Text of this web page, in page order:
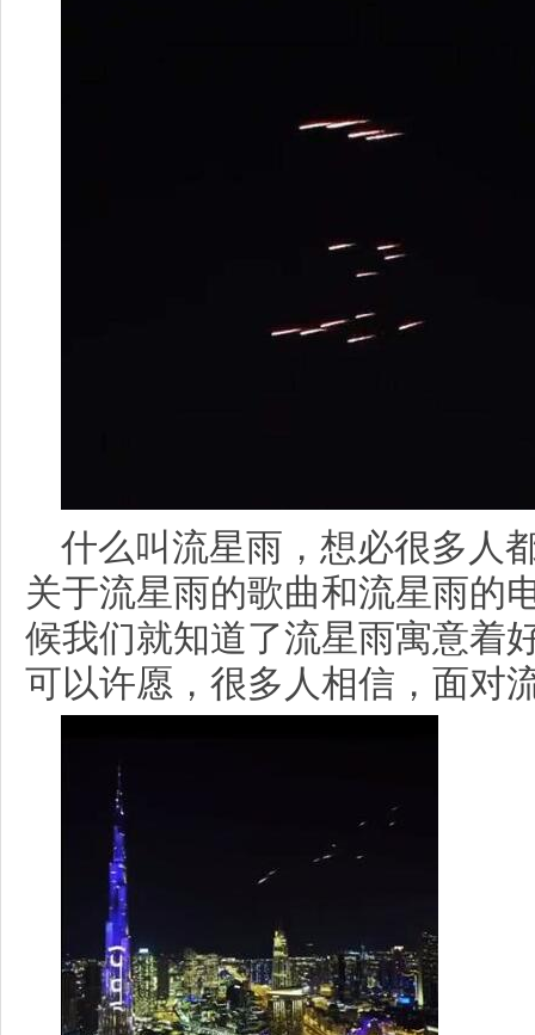
什么叫流星雨，想必很多人
关于流星雨的歌曲和流星雨的
候我们就知道了流星雨寓意着
可以许愿，很多人相信，面对